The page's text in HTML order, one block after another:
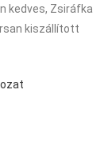
kedves, Zsiráfka
kiszállított